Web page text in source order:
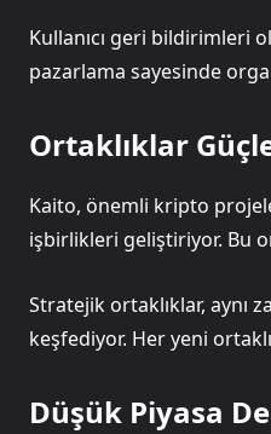
Kullanıcı geri bildirimleri
pazarlama sayesinde
Ortaklıklar
Kaito, önemli kripto
işbirlikleri geliştiriyor. Bu
Stratejik ortaklıklar, aynı
keşfediyor. Her yeni
Düşük Piyasa